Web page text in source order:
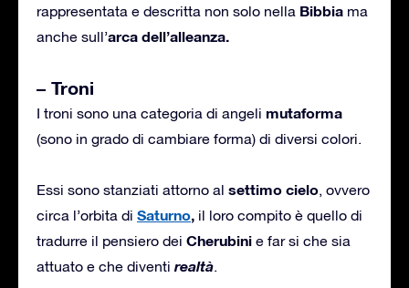
rappresentata e descritta non solo nella Bibbia ma
anche sull’arca dell’alleanza.
– Troni
I troni sono una categoria di angeli mutaforma
(sono in grado di cambiare forma) di diversi colori.
Essi sono stanziati attorno al settimo cielo, ovvero
circa l’orbita di Saturno, il loro compito è quello di
tradurre il pensiero dei Cherubini e far si che sia
attuato e che diventi realtà.